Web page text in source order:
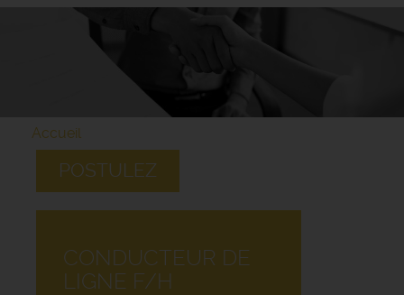
Accueil
POSTULEZ
CONDUCTEUR DE
LIGNE F/H